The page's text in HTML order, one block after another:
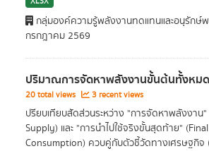
กลุ่มองค์ความรู้พลังงานทดแทนและอนุรักษ์
กรกฎาคม 2569
ปริมาณการจัดหาพลังงานขั้นต้นทั้งหม
20 total views 3 recent views
ปรียบเทียบสัดส่วนระหว่าง "การจัดหาพลังงาน
Supply) และ "การนำไปใช้จริงขั้นสุดท้าย"
Consumption) ควบคู่กับตัวชี้วัดทางเศรษฐกิจ